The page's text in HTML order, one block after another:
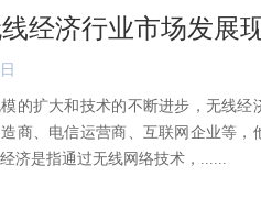
线经济行业市场发展
的扩大和技术的不断进步，无线
商、电信运营商、互联网企业等
济是指通过无线网络技术，......